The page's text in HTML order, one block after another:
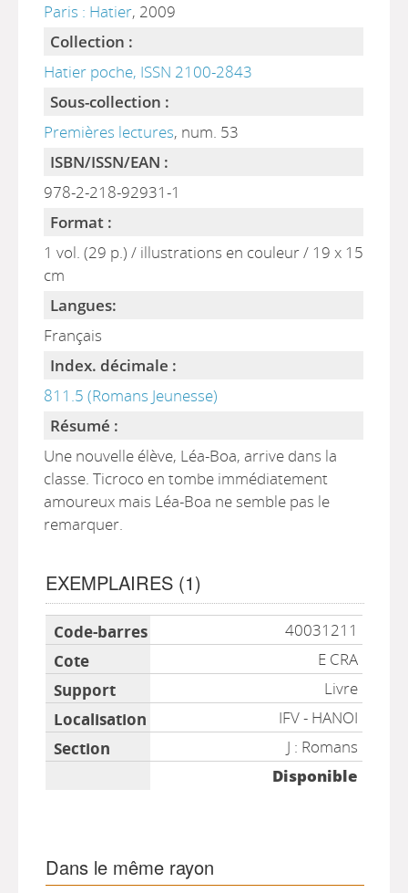
Paris : Hatier, 2009
Collection :
Hatier poche, ISSN 2100-2843
Sous-collection :
Premières lectures, num. 53
ISBN/ISSN/EAN :
978-2-218-92931-1
Format :
1 vol. (29 p.) / illustrations en couleur / 19 x 15
cm
Langues:
Français
Index. décimale :
811.5 (Romans Jeunesse)
Résumé :
Une nouvelle élève, Léa-Boa, arrive dans la
classe. Ticroco en tombe immédiatement
amoureux mais Léa-Boa ne semble pas le
remarquer.
EXEMPLAIRES (1)
Liste des exemplaires
40031211
E CRA
Livre
IFV - HANOI
J : Romans
Disponible
Dans le même rayon